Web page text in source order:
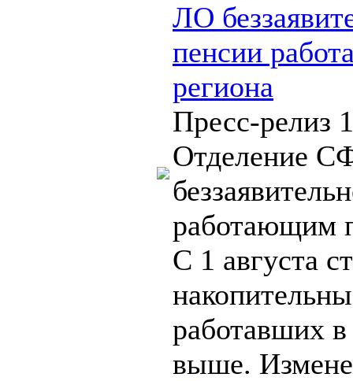
ЛО
пенсии
региона
Пресс-релиз
Отделение
работающим
С 1 августа
работавших в
выше.